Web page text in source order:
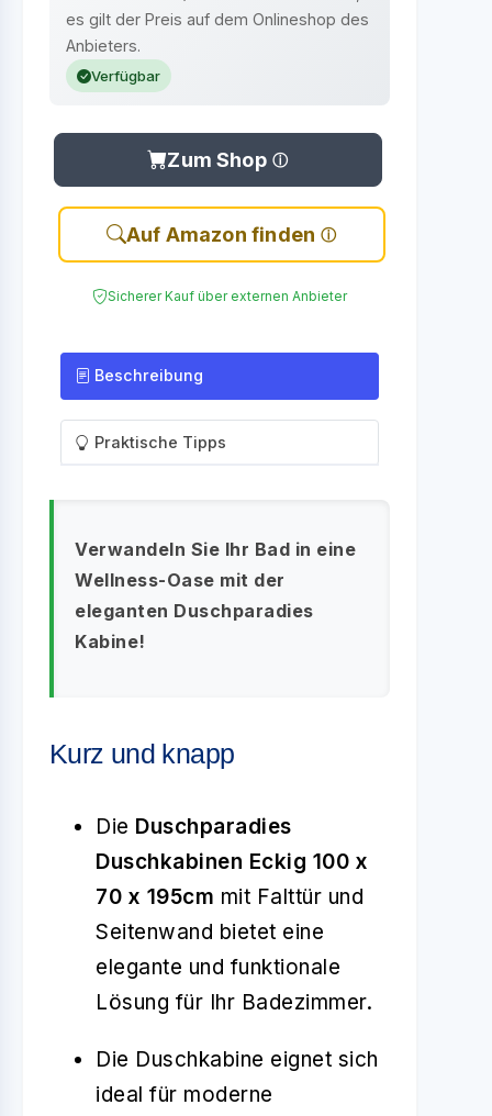
es gilt der Preis auf dem Onlineshop des
Anbieters.
Verfügbar
Zum Shop
Auf Amazon finden
Sicherer Kauf über externen Anbieter
Beschreibung
Praktische Tipps
Verwandeln Sie Ihr Bad in eine
Wellness-Oase mit der
eleganten Duschparadies
Kabine!
Kurz und knapp
Die Duschparadies
Duschkabinen Eckig 100 x
70 x 195cm mit Falttür und
Seitenwand bietet eine
elegante und funktionale
Lösung für Ihr Badezimmer.
Die Duschkabine eignet sich
ideal für moderne